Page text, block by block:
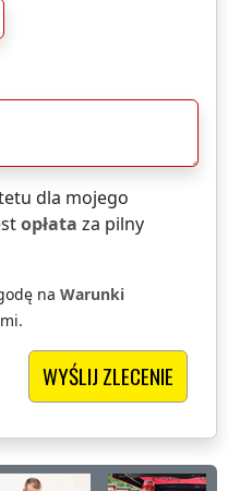
dla mojego
opłata za pilny
na Warunki